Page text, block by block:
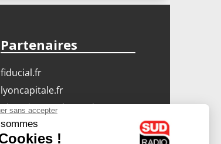
Partenaires
fiducial.fr
lyoncapitale.fr
olympique-et-lyonnais.com